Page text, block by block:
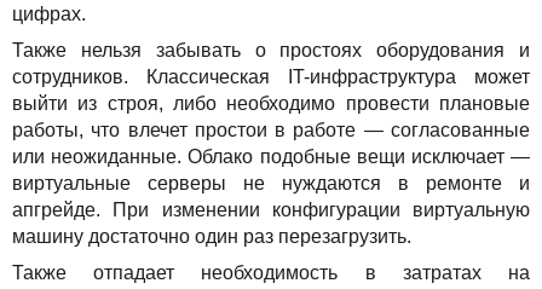
цифрах.
Также нельзя забывать о простоях оборудования и
сотрудников. Классическая IT-инфраструктура может
выйти из строя, либо необходимо провести плановые
работы, что влечет простои в работе — согласованные
или неожиданные. Облако подобные вещи исключает —
виртуальные серверы не нуждаются в ремонте и
апгрейде. При изменении конфигурации виртуальную
машину достаточно один раз перезагрузить.
Также отпадает необходимость в затратах на